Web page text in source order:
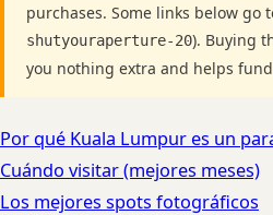
purchases. Some links below go
shutyouraperture-20). Buying
you nothing extra and helps
Por qué Kuala Lumpur es un
Cuándo visitar (mejores meses)
Los mejores spots fotográficos